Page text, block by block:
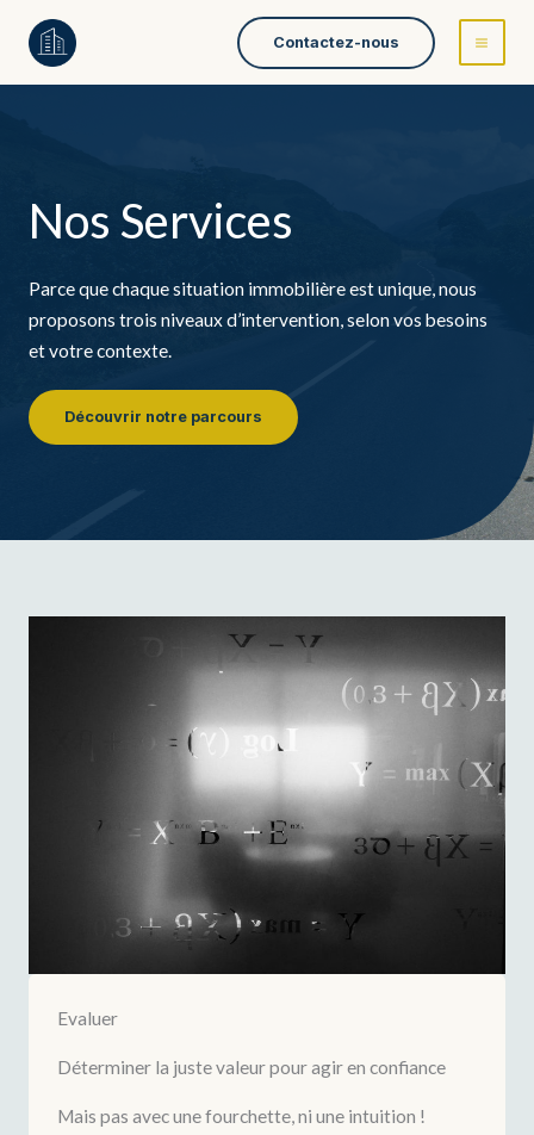
Contactez-nous
Nos Services
Parce que chaque situation immobilière est unique, nous
proposons trois niveaux d’intervention, selon vos besoins
et votre contexte.
Découvrir notre parcours
Evaluer
Déterminer la juste valeur pour agir en confiance
Mais pas avec une fourchette, ni une intuition !